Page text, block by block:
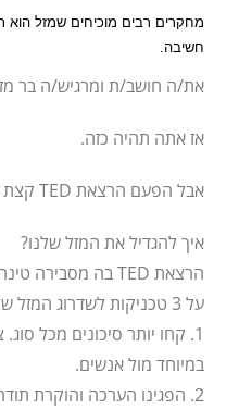
מחקרים רבים מוכיחים שמזל הוא
חשיבה.
את/ה חושב/ת ומרגיש/ה בר
אז אתה תהיה כזה.
אבל הפעם הרצאת TED קצת אחרת
איך להגדיל את המזל שלנו?
הרצאת TED בה מסבירה טינה סליג
על 3 טכניקות לשדרוג המזל שלכם:
1. קחו יותר סיכונים מכל
במיוחד מול אנשים.
2. הפגינו הערכה והוקרת